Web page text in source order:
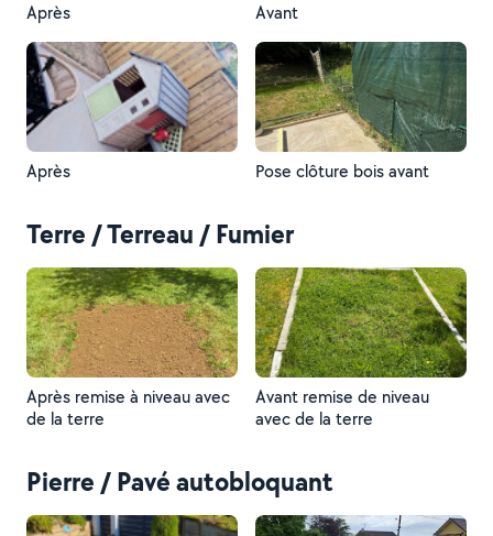
Après Avant
Après Pose clôture bois avant
Terre / Terreau / Fumier
Après remise à niveau avec
de la terre
Avant remise de niveau
avec de la terre
Pierre / Pavé autobloquant